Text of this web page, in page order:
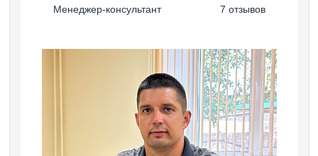
Менеджер-консультант 7 отзывов